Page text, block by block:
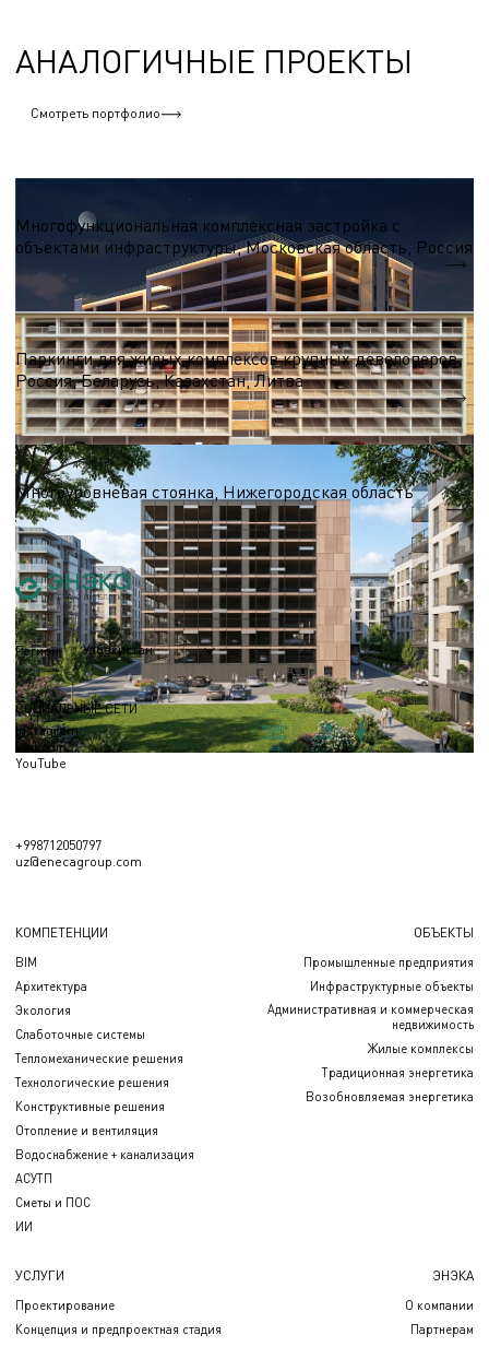
АНАЛОГИЧНЫЕ ПРОЕКТЫ
Смотреть портфолио
Многофункциональная комплексная застройка с
объектами инфраструктуры, Московская область, Россия
S - 12 000 м.кв.
Паркинги
Паркинги для жилых комплексов крупных девелоперов,
Россия, Беларусь, Казахстан, Литва
S - 13 735
Паркинги
Многоуровневая стоянка, Нижегородская область
S - 30 000 м.кв.
Регион Узбекистан
СОЦИАЛЬНЫЕ СЕТИ
Instagram
Linkedin
YouTube
+998712050797
uz@enecagroup.com
КОМПЕТЕНЦИИ
BIM
Архитектура
Экология
Слаботочные системы
Тепломеханические решения
Технологические решения
Конструктивные решения
Отопление и вентиляция
Водоснабжение + канализация
АСУТП
Сметы и ПОС
ИИ
ОБЪЕКТЫ
Промышленные предприятия
Инфраструктурные объекты
Административная и коммерческая
недвижимость
Жилые комплексы
Традиционная энергетика
Возобновляемая энергетика
УСЛУГИ
Проектирование
Концепция и предпроектная стадия
ЭНЭКА
О компании
Партнерам